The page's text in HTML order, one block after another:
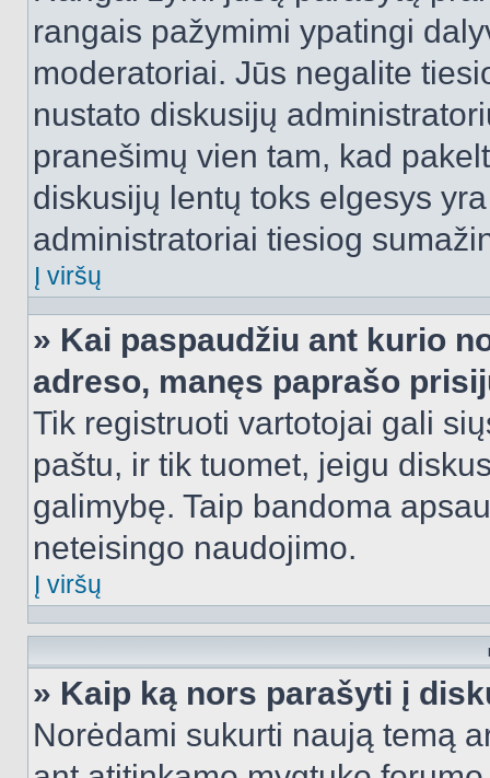
rangais pažymimi ypatingi
moderatoriai. Jūs negalite
nustato diskusijų
pranešimų vien tam, kad
diskusijų lentų toks elgesys
administratoriai tiesiog
Į viršų
» Kai paspaudžiu ant kurio
adreso, manęs paprašo
Tik registruoti vartotojai gali
paštu, ir tik tuomet, jeigu
galimybę. Taip bandoma
neteisingo naudojimo.
Į viršų
» Kaip ką nors parašyti į
Norėdami sukurti naują temą